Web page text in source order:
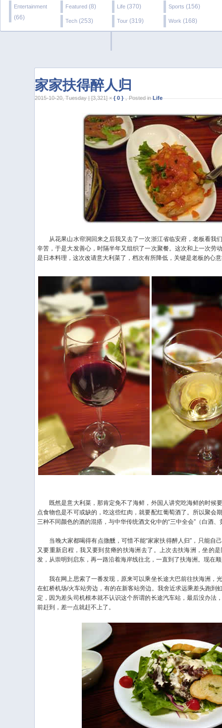
Entertainment
(66)
Featured (8) Life (370) Sports (156)
Tech (253) Tour (319) Work (168)
家家扶得醉人归
2015-10-20, Tuesday | [3,321] ×{ 0 }，Posted inLife
从花果山水帘洞回来之后我又去了一次浙江省临安府，老板看我
辛苦，于是大发善心，时隔半年又组织了一次聚餐。这次和上一次劳
是日本料理，这次改请意大利菜了，档次有所降低，关键是老板的心
既然是意大利菜，那肯定免不了海鲜，外国人讲究吃海鲜的时候
点食物也是不可或缺的，吃这些红肉，就要配红葡萄酒了。所以聚会
三种不同颜色的酒的混搭，与中华传统酒文化中的“三中全会”（白酒
当晚大家都喝得有点微醺，可惜不能“家家扶得醉人归”，只能自
又要重新启程，我又要到贫瘠的扶海洲去了。上次去扶海洲，坐的
发，从崇明到启东，再一路沿着海岸线往北，一直到了扶海洲。现在
我在网上思索了一番发现，原来可以乘坐长途大巴前往扶海洲，
在虹桥机场/火车站旁边，有的在新客站旁边。我舍近求远乘差头跑到
定，因为差头司机根本就不认识这个所谓的长途汽车站，最后没办法
前赶到，差一点就赶不上了。